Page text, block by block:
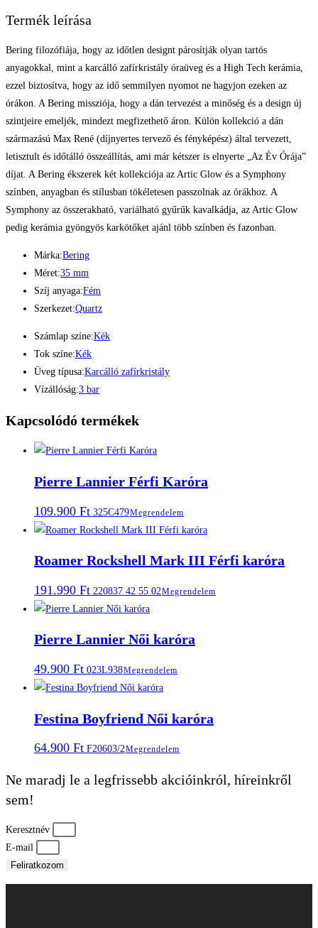
Termék leírása
Bering filozófiája, hogy az időtlen designt párosítják olyan tartós
anyagokkal, mint a karcálló zafírkristály óraüveg és a High Tech kerámia,
ezzel biztosítva, hogy az idő semmilyen nyomot ne hagyjon ezeken az
órákon. A Bering missziója, hogy a dán tervezést a minőség és a design új
szintjeire emeljék, mindezt megfizethető áron. Külön kollekció a dán
származású Max René (díjnyertes tervező és fényképész) által tervezett,
letisztult és időtálló összeállítás, ami már kétszer is elnyerte „Az Év Órája”
díjat. A Bering ékszerek két kollekciója az Artic Glow és a Symphony
színben, anyagban és stílusban tökéletesen passzolnak az órákhoz. A
Symphony az összerakható, variálható gyűrűk kavalkádja, az Artic Glow
pedig kerámia gyöngyös karkötőket ajánl több színben és fazonban.
Márka:Bering
Méret:35 mm
Szíj anyaga:Fém
Szerkezet:Quartz
Számlap színe:Kék
Tok színe:Kék
Üveg típusa:Karcálló zafírkristály
Vízállóság:3 bar
Kapcsolódó termékek
Pierre Lannier Férfi Karóra
109.900 Ft 325C479Megrendelem
Roamer Rockshell Mark III Férfi karóra
191.990 Ft 220837 42 55 02Megrendelem
Pierre Lannier Női karóra
49.900 Ft 023L938Megrendelem
Festina Boyfriend Női karóra
64.900 Ft F20603/2Megrendelem
Ne maradj le a legfrissebb akcióinkról, híreinkről
sem!
Keresztnév
E-mail
Feliratkozom